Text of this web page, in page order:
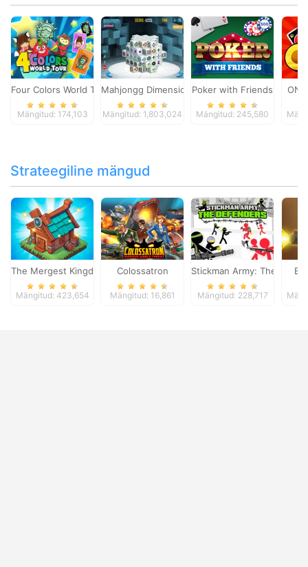
Four Colors World Tour
Mängitud: 174,103
Mahjongg Dimensions
Mängitud: 1,803,024
Poker with Friends
Mängitud: 245,580
Strateegiline mängud
The Mergest Kingdom
Mängitud: 423,654
Colossatron
Mängitud: 16,861
Stickman Army: The
Mängitud: 228,717